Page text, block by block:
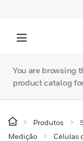
You are browsing
product catalog
Produtos
Medição
Células